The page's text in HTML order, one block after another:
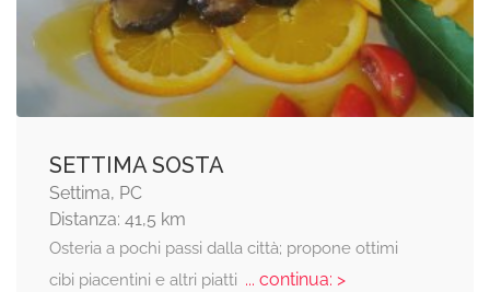
SETTIMA SOSTA
Settima, PC
Distanza: 41,5 km
Osteria a pochi passi dalla città; propone ottimi
cibi piacentini e altri piatti ... continua: >